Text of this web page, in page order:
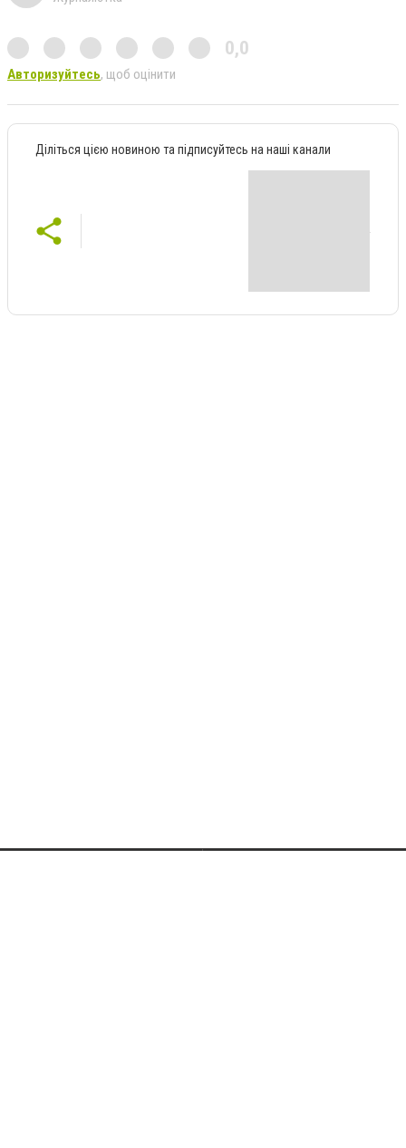
0,0
Авторизуйтесь, щоб оцінити
Діліться цією новиною та підписуйтесь на наші канали